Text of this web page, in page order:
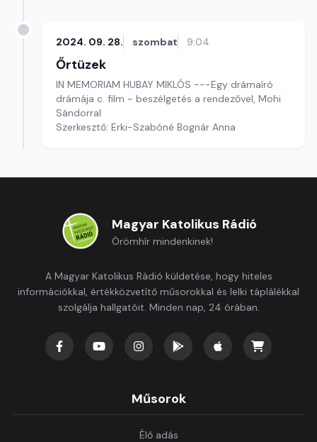
2024. 09. 28. szombat 9:04
Őrtüzek
IN MEMORIAM HUBAY MIKLÓS ---Egy drámaíró
drámája c. film ~ beszélgetés a rendezővel, Mohi
Sándorral
Szerkesztő: Erki-Szabóné Bognár Anna
Magyar Katolikus Rádió
Örömhír mindenkinek!
A Magyar Katolikus Rádió küldetése, hogy hiteles
információkkal, értékközvetítő műsorokkal és lelki táplálékkal
szolgálja hallgatóit. Minden nap, 24 órában.
Műsorok
Élő adás